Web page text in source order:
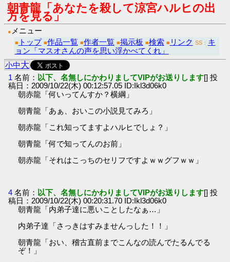
朝青龍「あなたを殺して涼宮ハルヒの出
方を見る」
● メニュー
■ トップ ■作品一覧 ■作者一覧 ■掲示板 ■検索 ■ リンク SS： キ
ョン「マスオさんの声を思い浮かべてくれ」
小中大
1 名前： 以下、名無しにかわりましてVIPがお送りします[] 投
稿日：2009/10/22(木) 00:12:57.05 ID:Ikl3d06k0
朝赤龍「何いってんすか？横綱」
朝青龍「あぁ、おいこの小説見てみろ」
朝赤龍「これ知ってますよハルヒでしょ？」
朝青龍「何で知ってんのお前」
朝赤龍「それはこっちのセリフですよｗｗグフｗｗ」
4 名前： 以下、名無しにかわりましてVIPがお送りします[] 投
稿日：2009/10/22(木) 00:20:31.70 ID:Ikl3d06k0
朝青龍「内弟子達に悪いことしたなぁ…」
内弟子達「さっきはすみませんっした！！」
朝青龍「おい、稽古直前までこんなの読んでたるんでる
ぞ！」